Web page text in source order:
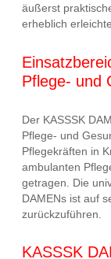
äußerst
erheblich
Pflege- und
Der KASSSK
Pflege- und
Pflegekräften in
ambulanten
getragen. Die
DAMENs ist auf
zurückzuführen.
KASSSK